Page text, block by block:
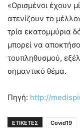
«Ορισμένοι έχουν
ατενίζουν το
τρία εκατομμύρια
μπορεί να
τουπληθυσμού,
σημαντικό θέμα.
Πηγή: http://
ΕΤΙΚΕΤΕΣ Covid19